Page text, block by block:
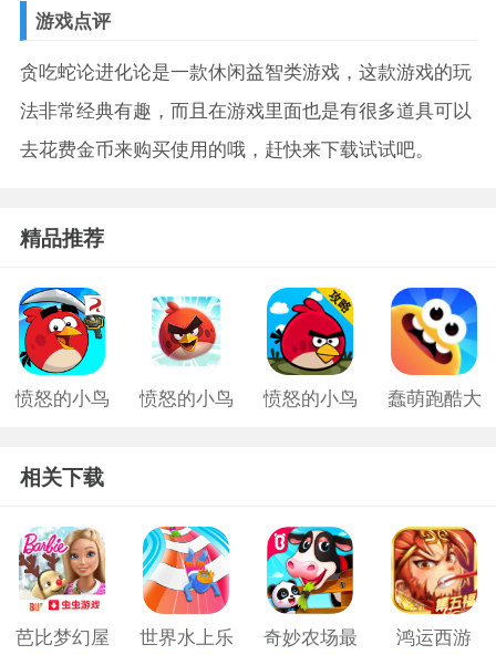
游戏点评
贪吃蛇论进化论是一款休闲益智类游戏，这款游戏的玩
法非常经典有趣，而且在游戏里面也是有很多道具可以
去花费金币来购买使用的哦，赶快来下载试试吧。
精品推荐
愤怒的小鸟
愤怒的小鸟
愤怒的小鸟
蠢萌跑酷大
相关下载
芭比梦幻屋
世界水上乐
奇妙农场最
鸿运西游